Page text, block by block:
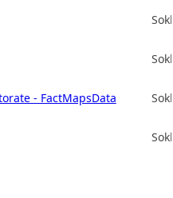
- FactMapsData